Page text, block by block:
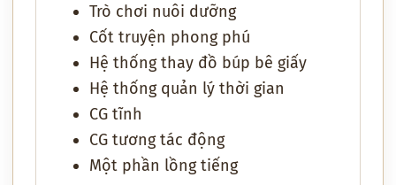
Trò chơi nuôi dưỡng
Cốt truyện phong phú
Hệ thống thay đồ búp bê giấy
Hệ thống quản lý thời gian
CG tĩnh
CG tương tác động
Một phần lồng tiếng